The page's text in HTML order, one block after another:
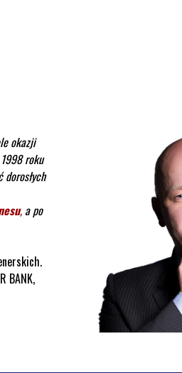
okazji
roku
,a po
BANK,